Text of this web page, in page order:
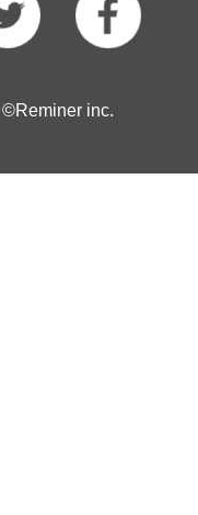
©Reminer inc.